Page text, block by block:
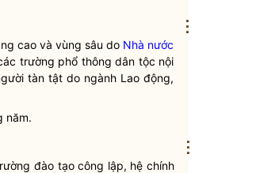
cao và vùng sâu do Nhà nước
trường phổ thôngdân tộc nội
tàn tật do ngành Lao động,
năm.
đào tạo công lập, hệ chính
⋮
⋮